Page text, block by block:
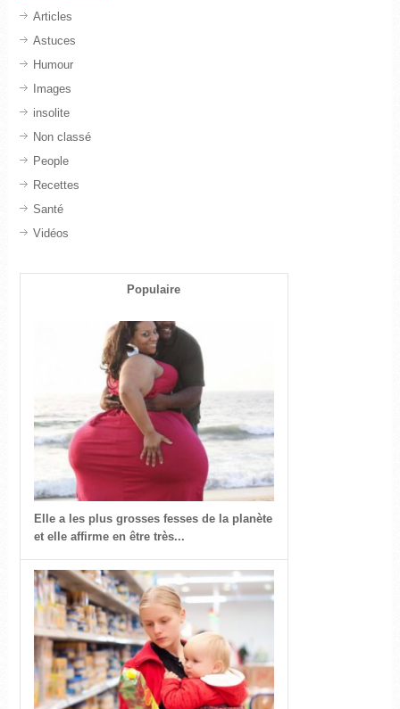
Articles
Astuces
Humour
Images
insolite
Non classé
People
Recettes
Santé
Vidéos
Populaire
Elle a les plus grosses fesses de la planète
et elle affirme en être très...